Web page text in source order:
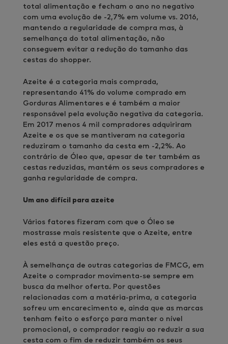
total alimentação e fecham o ano no negativo
com uma evolução de -2,7% em volume vs. 2016,
mantendo a regularidade de compra mas, à
semelhança do total alimentação, não
conseguem evitar a redução do tamanho das
cestas do shopper.
Azeite é a categoria mais comprada,
representando 41% do volume comprado em
Gorduras Alimentares e é também a maior
responsável pela evolução negativa da categoria.
Em 2017 menos 4 mil compradores adquiriram
Azeite e os que se mantiveram na categoria
reduziram o tamanho da cesta em -2,2%. Ao
contrário de Óleo que, apesar de ter também as
cestas reduzidas, mantém os seus compradores e
ganha regularidade de compra.
Um ano difícil para azeite
Vários fatores fizeram com que o Óleo se
mostrasse mais resistente que o Azeite, entre
eles está a questão preço.
À semelhança de outras categorias de FMCG, em
Azeite o comprador movimenta-se sempre em
busca da melhor oferta. Por questões
relacionadas com a matéria-prima, a categoria
sofreu um encarecimento e, ainda que as marcas
tenham feito o esforço para manter o nível
promocional, o comprador reagiu ao reduzir a sua
cesta com o fim de reduzir também os seus